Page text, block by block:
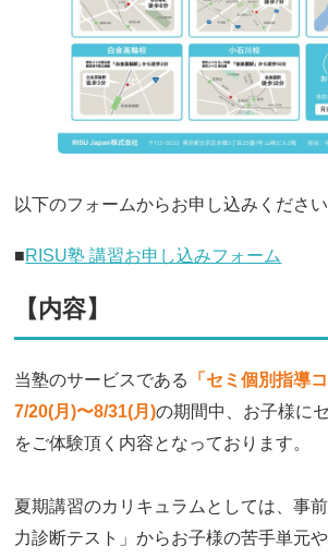
以下のフォームからお申し込みください
■RISU塾 講習お申し込みフォーム
【内容】
当塾のサービスである 「セミ個別指導
7/20(月)〜8/31(月)の期間中、お子様に
をご体験頂く内容となっております。
夏期講習のカリキュラムとしては、事
力診断テスト」からお子様の苦手単元